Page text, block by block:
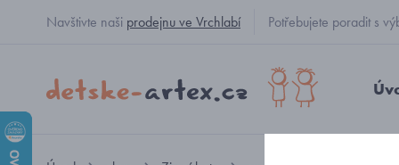
Navštivte naši prodejnu ve Vrchlabí Potřebujete poradit s